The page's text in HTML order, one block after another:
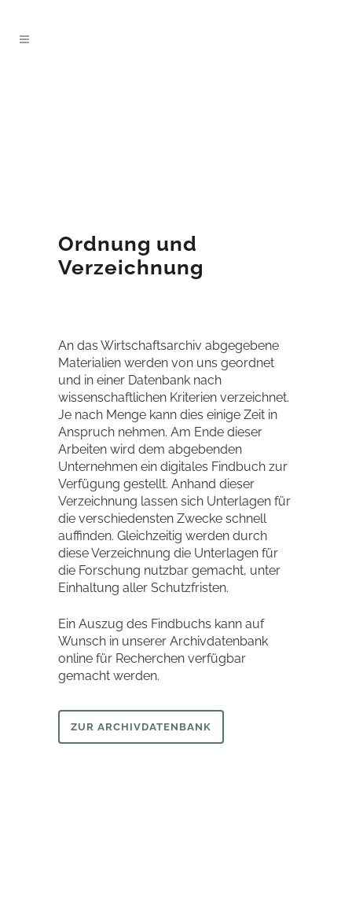
Ordnung und
Verzeichnung
An das Wirtschaftsarchiv abgegebene
Materialien werden von uns geordnet
und in einer Datenbank nach
wissenschaftlichen Kriterien verzeichnet.
Je nach Menge kann dies einige Zeit in
Anspruch nehmen. Am Ende dieser
Arbeiten wird dem abgebenden
Unternehmen ein digitales Findbuch zur
Verfügung gestellt. Anhand dieser
Verzeichnung lassen sich Unterlagen für
die verschiedensten Zwecke schnell
auffinden. Gleichzeitig werden durch
diese Verzeichnung die Unterlagen für
die Forschung nutzbar gemacht, unter
Einhaltung aller Schutzfristen.
Ein Auszug des Findbuchs kann auf
Wunsch in unserer Archivdatenbank
online für Recherchen verfügbar
gemacht werden.
ZUR ARCHIVDATENBANK